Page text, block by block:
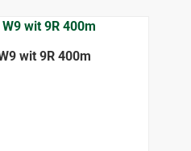
wit 9R 400m